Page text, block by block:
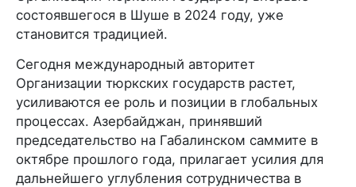
состоявшегося в Шуше в 2024 году, уже
становится традицией.
Сегодня международный авторитет
Организации тюркских государств растет,
усиливаются ее роль и позиции в глобальных
процессах. Азербайджан, принявший
председательство на Габалинском саммите в
октябре прошлого года, прилагает усилия для
дальнейшего углубления сотрудничества в